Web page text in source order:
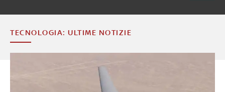
TECNOLOGIA: ULTIME NOTIZIE